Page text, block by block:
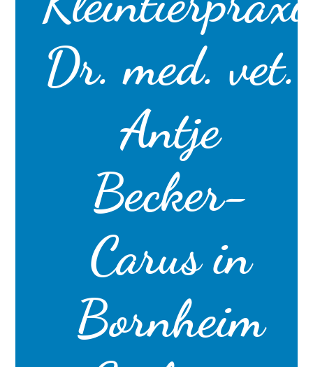
Dr. med. vet.
Antje
Becker-
Carus in
Bornheim